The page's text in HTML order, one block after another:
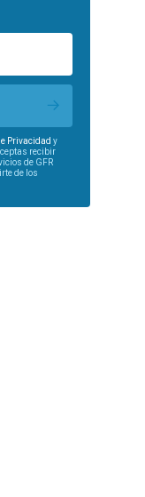
Privacidad y
recibir
de GFR
de los